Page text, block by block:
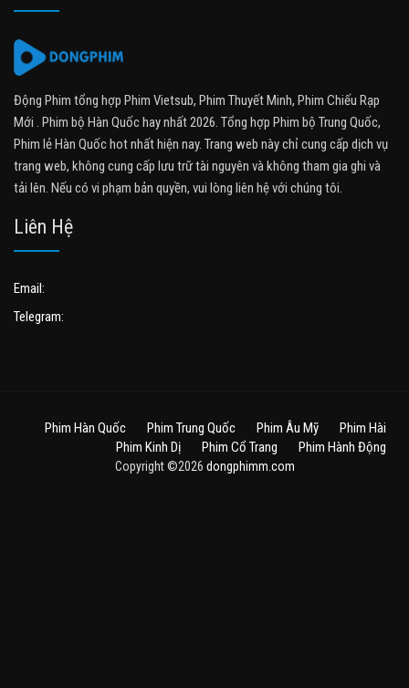
Động Phim tổng hợp Phim Vietsub, Phim Thuyết Minh, Phim Chiếu Rạp
Mới . Phim bộ Hàn Quốc hay nhất 2026. Tổng hợp Phim bộ Trung Quốc,
Phim lẻ Hàn Quốc hot nhất hiện nay. Trang web này chỉ cung cấp dịch vụ
trang web, không cung cấp lưu trữ tài nguyên và không tham gia ghi và
tải lên. Nếu có vi phạm bản quyền, vui lòng liên hệ với chúng tôi.
Liên Hệ
Email:
Telegram:
Phim Hàn Quốc Phim Trung Quốc Phim Âu Mỹ
Phim Hài
Phim Kinh Dị
Phim Cổ Trang Phim Hành Động
Copyright ©2026 dongphimm.com